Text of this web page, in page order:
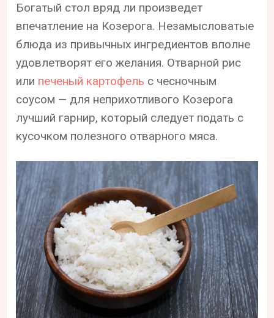
Богатый стол вряд ли произведет
впечатление на Козерога. Незамысловатые
блюда из привычных ингредиентов вполне
удовлетворят его желания. Отварной рис
или печеный картофель с чесночным
соусом — для неприхотливого Козерога
лучший гарнир, который следует подать с
кусочком полезного отварного мяса.